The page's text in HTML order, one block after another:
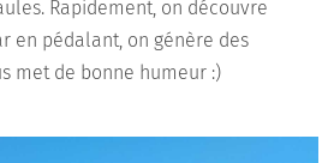
Rapidement, on découvre
en pédalant, on génère des
met de bonne humeur :)